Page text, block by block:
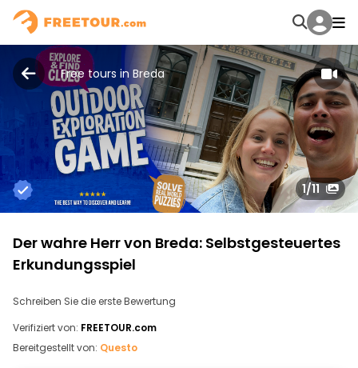
Free tours in Breda
1/11
Der wahre Herr von Breda: Selbstgesteuertes
Erkundungsspiel
Schreiben Sie die erste Bewertung
Verifiziert von: FREETOUR.com
Bereitgestellt von: Questo